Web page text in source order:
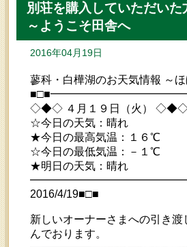
別荘を購入していただいた
～ようこそ田舎へ
2016年04月19日
蓼科・白樺湖のお天気情報 ～
◇◆◇ ４月１９日（火）
☆今日の天気：晴れ
★今日の最高気温：１６℃
☆今日の最低気温：－１℃
★明日の天気：晴れ
2016/4/19■□■
新しいオーナーさまへの引き渡
んでおります。